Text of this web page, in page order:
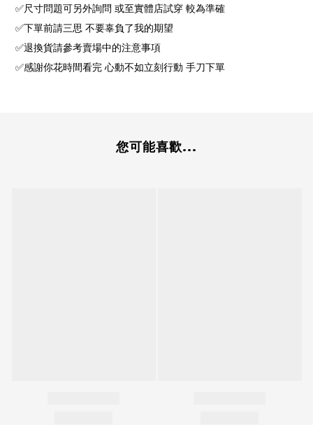
✅尺寸問題可另外詢問 或至實體店試穿 較為準確
✅下單前請三思 不要辜負了我的期望
✅退換貨請參考賣場中的注意事項
✅感謝你花時間看完 心動不如立刻行動 手刀下單
您可能喜歡...